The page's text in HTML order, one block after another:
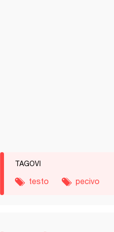
TAGOVI
testo pecivo